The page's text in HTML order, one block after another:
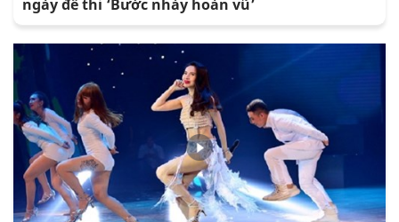
ngày để thi ‘Bước nhảy hoàn vũ’